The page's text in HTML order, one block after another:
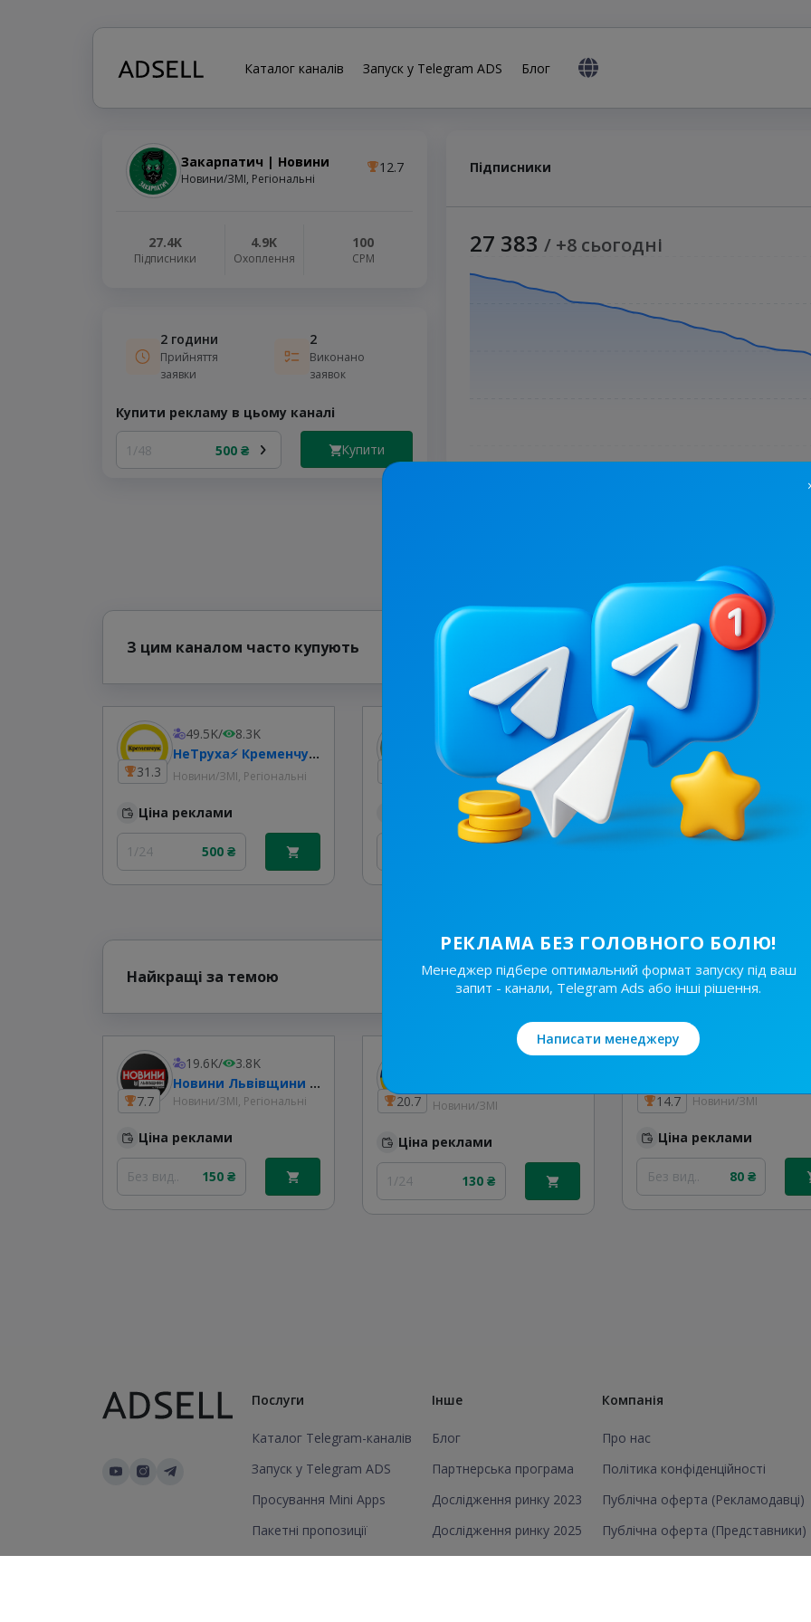
Каталог каналів Запуск у Telegram ADS Блог
Закарпатич | Новини
Новини/ЗМІ, Регіональні
12.7
27.4K
Підписники
4.9K
Охоплення
100
СРМ
2 години
Прийняття
заявки
2
Виконано
заявок
Купити рекламу в цьому каналі
1/48 500 ₴ Купити
Підписники
27 383 / +8 сьогодні
З цим каналом часто купують
31.3
49.5K/
8.3K
НеТруха⚡️ Кременчук| Новини війни.
Новини/ЗМІ, Регіональні
Ціна реклами
1/24 500 ₴
6.8K
Київ⚡️Незламний
Новини/ЗМІ, Регіональні
Ціна реклами
48
67.9K/
Новини/ЗМІ
Ціна реклами
Найкращі за темою
7.7
19.6K/
3.8K
Новини Львівщини та України
Новини/ЗМІ, Регіональні
Ціна реклами
Без вид.. 150 ₴
20.7 Новини/ЗМІ
Ціна реклами
1/24 130 ₴
14.7 Новини/ЗМІ
Ціна реклами
Без вид.. 80 ₴
Послуги
Каталог Telegram-каналів
Запуск у Telegram ADS
Просування Mini Apps
Пакетні пропозиції
Додати канал/групу
Інше
Блог
Партнерська програма
Дослідження ринку 2023
Дослідження ринку 2025
Компанія
Про нас
Політика конфіденційності
Публічна оферта (Рекламодавці)
Публічна оферта (Представники)
РЕКЛАМА БЕЗ ГОЛОВНОГО БОЛЮ!
Менеджер підбере оптимальний формат запуску під ваш
запит - канали, Telegram Ads або інші рішення.
Написати менеджеру